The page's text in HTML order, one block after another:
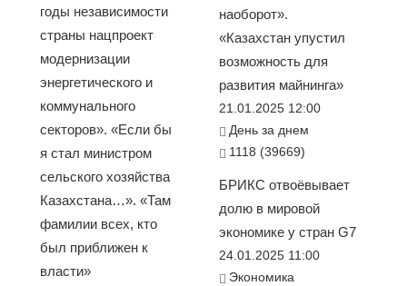
годы независимости
страны нацпроект
модернизации
энергетического и
коммунального
секторов». «Если бы
я стал министром
сельского хозяйства
Казахстана…». «Там
фамилии всех, кто
был приближен к
власти»
наоборот».
«Казахстан упустил
возможность для
развития майнинга»
21.01.2025 12:00
День за днем
1118 (39669)
БРИКС отвоёвывает
долю в мировой
экономике у стран G7
24.01.2025 11:00
Экономика